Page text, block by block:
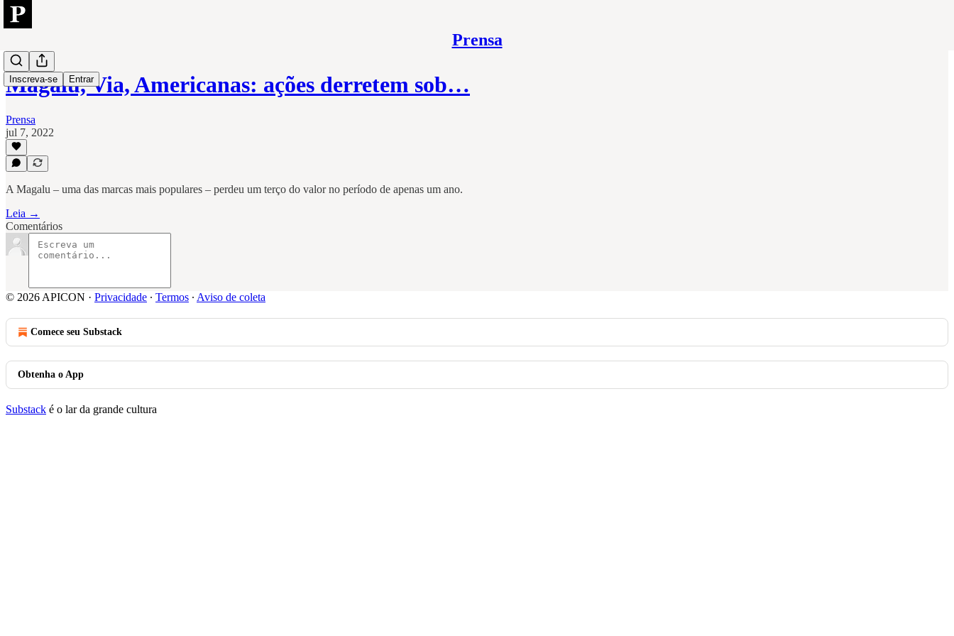
Prensa
Inscreva-se Entrar
Magalu, Via, Americanas: ações derretem sob…
Prensa
jul 7, 2022
A Magalu – uma das marcas mais populares – perdeu um terço do valor no período de apenas um ano.
Leia →
Comentários
© 2026 APICON · Privacidade ∙ Termos ∙ Aviso de coleta
Comece seu Substack
Obtenha o App
Substack é o lar da grande cultura